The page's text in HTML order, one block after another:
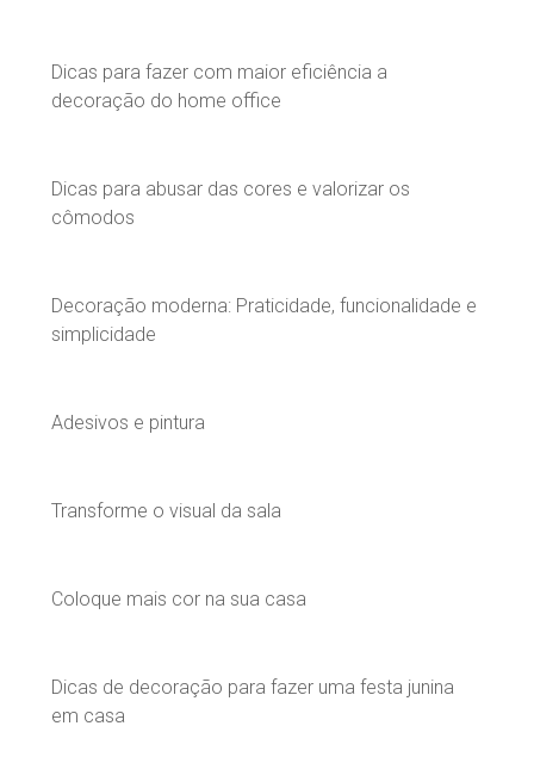
Dicas para fazer com maior eficiência a
decoração do home office
Dicas para abusar das cores e valorizar os
cômodos
Decoração moderna: Praticidade, funcionalidade e
simplicidade
Adesivos e pintura
Transforme o visual da sala
Coloque mais cor na sua casa
Dicas de decoração para fazer uma festa junina
em casa